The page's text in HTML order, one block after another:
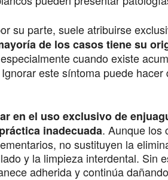
su parte, suele atribuirse
de los casos tiene su
cuando existe
este síntoma puede
en el uso exclusivo de
inadecuada. Aunque los
no sustituyen la
y la limpieza interdental. Sin
adherida y continúa